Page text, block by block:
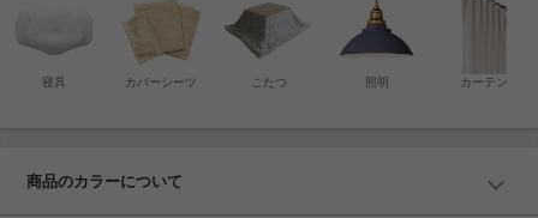
寝具 カバーシーツ こたつ カーテン
照明
商品のカラーについて